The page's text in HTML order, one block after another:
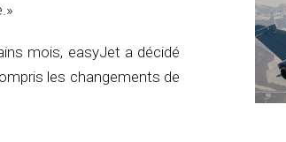
mois, easyJet a décidé
les changements de